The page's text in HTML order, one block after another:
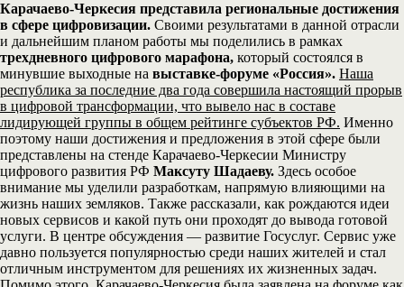
Карачаево-Черкесия представила региональные достижения
в сфере цифровизации. Своими результатами в данной отрасли
и дальнейшим планом работы мы поделились в рамках
трехдневного цифрового марафона, который состоялся в
минувшие выходные на выставке-форуме «Россия». Наша
республика за последние два года совершила настоящий прорыв
в цифровой трансформации, что вывело нас в составе
лидирующей группы в общем рейтинге субъектов РФ. Именно
поэтому наши достижения и предложения в этой сфере были
представлены на стенде Карачаево-Черкесии Министру
цифрового развития РФ Максуту Шадаеву. Здесь особое
внимание мы уделили разработкам, напрямую влияющими на
жизнь наших земляков. Также рассказали, как рождаются идеи
новых сервисов и какой путь они проходят до вывода готовой
услуги. В центре обсуждения — развитие Госуслуг. Сервис уже
давно пользуется популярностью среди наших жителей и стал
отличным инструментом для решениях их жизненных задач.